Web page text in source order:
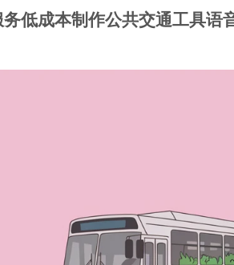
低成本制作公共交通工具语